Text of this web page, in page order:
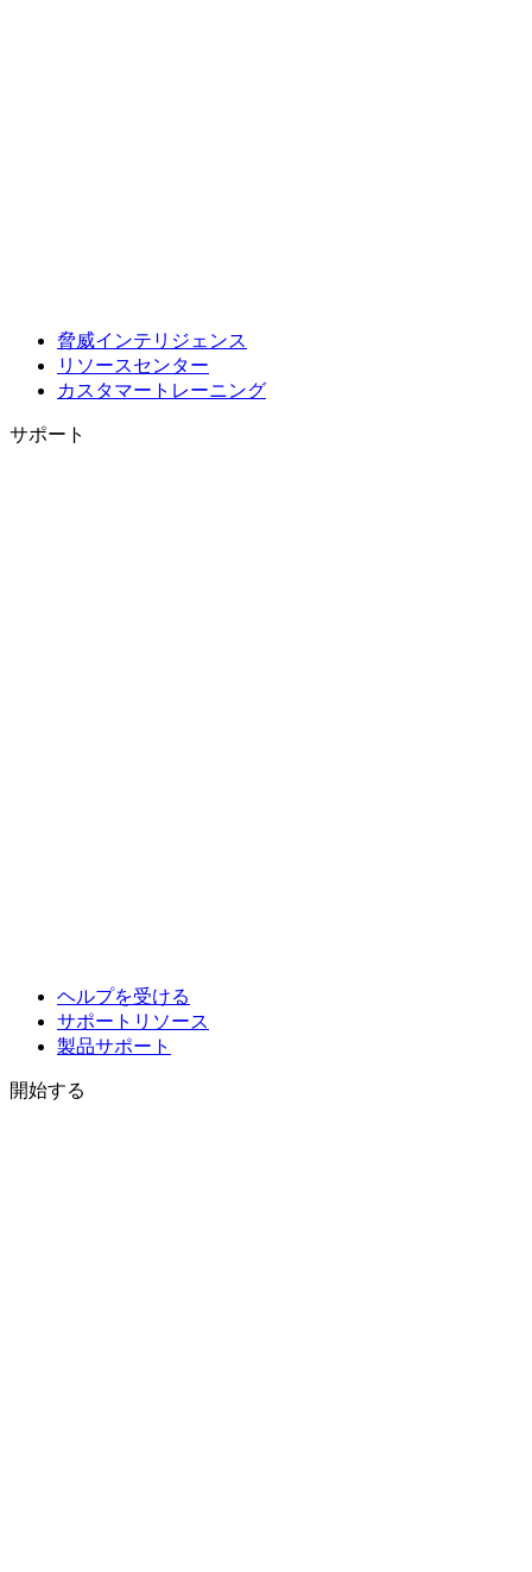
脅威インテリジェンス
リソースセンター
カスタマートレーニング
サポート
ヘルプを受ける
サポートリソース
製品サポート
開始する